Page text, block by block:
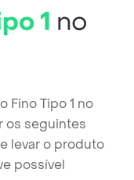
1 no
Fino Tipo 1 no
os seguintes
levar o produto
possível